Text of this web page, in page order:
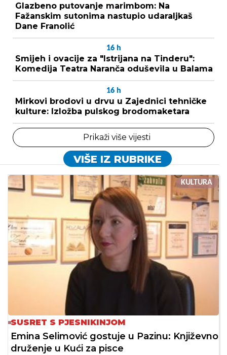
Glazbeno putovanje marimbom: Na
Fažanskim sutonima nastupio udaraljkaš
Dane Franolić
16 h
Smijeh i ovacije za "Istrijana na Tinderu":
Komedija Teatra Naranča oduševila u Balama
16 h
Mirkovi brodovi u drvu u Zajednici tehničke
kulture: Izložba pulskog brodomaketara
Prikaži više vijesti
VIŠE IZ RUBRIKE
KULTURA
SUSRET S PJESNIKINJOM
Emina Selimović gostuje u Pazinu: Književno
druženje u Kući za pisce